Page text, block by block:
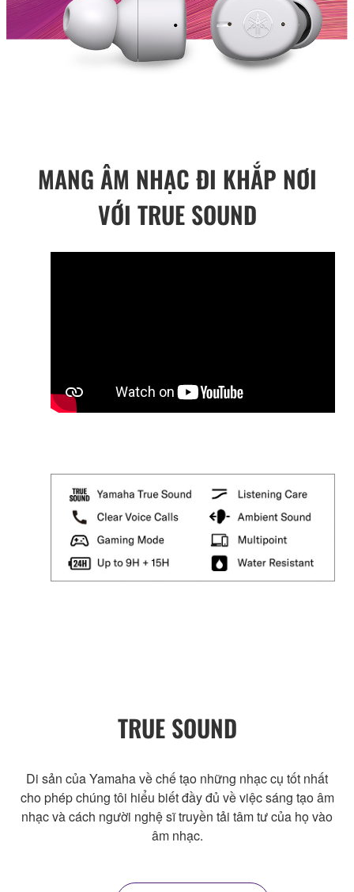
MANG ÂM NHẠC ĐI KHẮP NƠI
VỚI TRUE SOUND
TRUE SOUND
Di sản của Yamaha về chế tạo những nhạc cụ tốt nhất
cho phép chúng tôi hiểu biết đầy đủ về việc sáng tạo âm
nhạc và cách người nghệ sĩ truyền tải tâm tư của họ vào
âm nhạc.